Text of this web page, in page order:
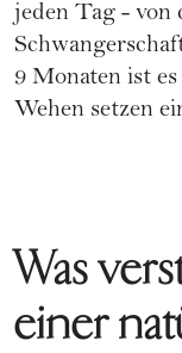
jeden Tag - von
9 Monaten ist
Wehen setzen
Was
einer